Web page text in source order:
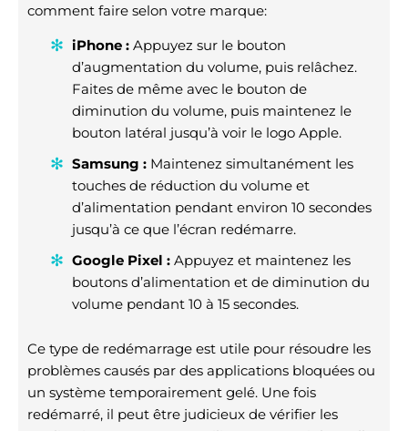
comment faire selon votre marque:
iPhone : Appuyez sur le bouton
d’augmentation du volume, puis relâchez.
Faites de même avec le bouton de
diminution du volume, puis maintenez le
bouton latéral jusqu’à voir le logo Apple.
Samsung : Maintenez simultanément les
touches de réduction du volume et
d’alimentation pendant environ 10 secondes
jusqu’à ce que l’écran redémarre.
Google Pixel : Appuyez et maintenez les
boutons d’alimentation et de diminution du
volume pendant 10 à 15 secondes.
Ce type de redémarrage est utile pour résoudre les
problèmes causés par des applications bloquées ou
un système temporairement gelé. Une fois
redémarré, il peut être judicieux de vérifier les